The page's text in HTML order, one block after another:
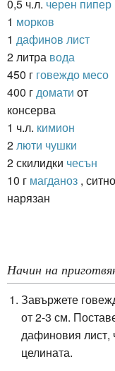
0,5 ч.л. черен пипер
1 морков
1 дафинов лист
2 литра вода
450 г говеждо месо
400 г домати от
консерва
1 ч.л. кимион
2 люти чушки
2 скилидки чесън
10 г магданоз , ситно
нарязан
Начин на
Завържете
от 2-3 см.
дафиновия лист,
целината.